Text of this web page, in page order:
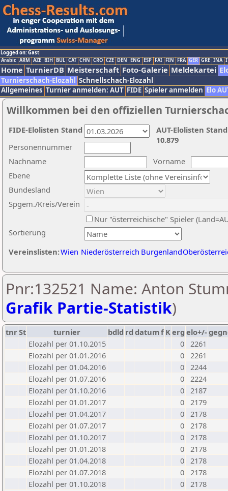
Logged on: Gast
Arabic ARM AZE BIH BUL CAT CHN CRO CZE DEN ENG ESP FAI FIN FRA GER GRE INA
Home TurnierDB Meisterschaft Foto-Galerie Meldekartei
Turnierschach-Elozahl Schnellschach-Elozahl
Allgemeines Turnier anmelden: AUT FIDE Spieler anmelden Elo
Willkommen bei den offiziellen
Nachname
Vorname
Ebene
Sortierung
Personennummer
Bundesland
Spgem./Kreis/Verein
Nur "österreichische" Spieler
Vereinslisten:Wien Niederösterreich Burgenland
AUT-Elolisten
10.879
FIDE-Elolisten Stand
Pnr:132521 Name: Anton
Grafik Partie-Statistik)
tnrSt turnier bdld rd datumf Kerg elo+/-
Elozahl per 01.10.2015
0 2261
Elozahl per 01.01.2016
0 2261
Elozahl per 01.04.2016
0 2244
Elozahl per 01.07.2016
0 2224
Elozahl per 01.10.2016
0 2187
Elozahl per 01.01.2017
0 2179
Elozahl per 01.04.2017
0 2178
Elozahl per 01.07.2017
0 2178
Elozahl per 01.10.2017
0 2178
Elozahl per 01.01.2018
0 2178
Elozahl per 01.04.2018
0 2178
Elozahl per 01.07.2018
0 2178
Elozahl per 01.10.2018
0 2178